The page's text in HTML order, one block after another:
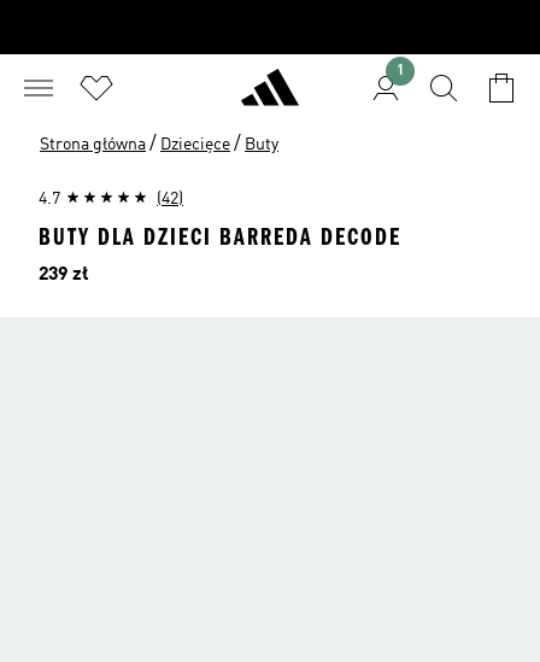
1
Strona główna / Dziecięce / Buty
4.7 (42)
BUTY DLA DZIECI BARREDA DECODE
Cena
239 zł